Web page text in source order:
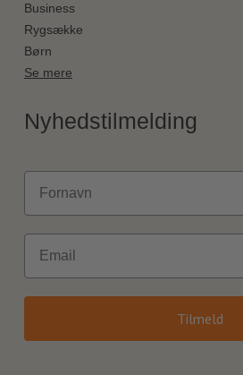
Business
Rygsække
Børn
Se mere
Nyhedstilmelding
Fornavn
Email
Tilmeld